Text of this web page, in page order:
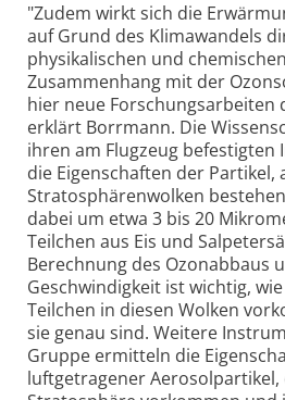
"Zudem wirkt sich die
auf Grund des Klimawandels
physikalischen und
Zusammenhang mit der
hier neue Forschungsarbeiten
erklärt Borrmann. Die
ihren am Flugzeug
die Eigenschaften der Partikel,
Stratosphärenwolken
dabei um etwa 3 bis 20
Teilchen aus Eis und
Berechnung des Ozonabbaus
Geschwindigkeit ist wichtig,
Teilchen in diesen Wolken
sie genau sind. Weitere
Gruppe ermitteln die
luftgetragener